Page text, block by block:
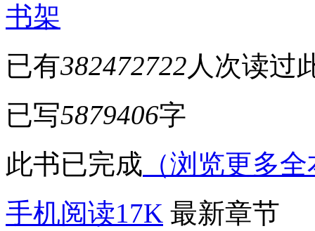
书架
已有382472722人次读过
已写5879406字
此书已完成 （浏览更多
手机阅读17K 最新章节